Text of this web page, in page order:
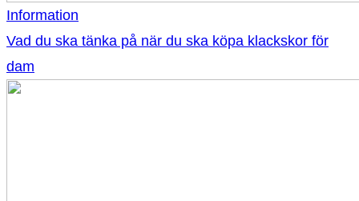
Information
Vad du ska tänka på när du ska köpa klackskor för
dam